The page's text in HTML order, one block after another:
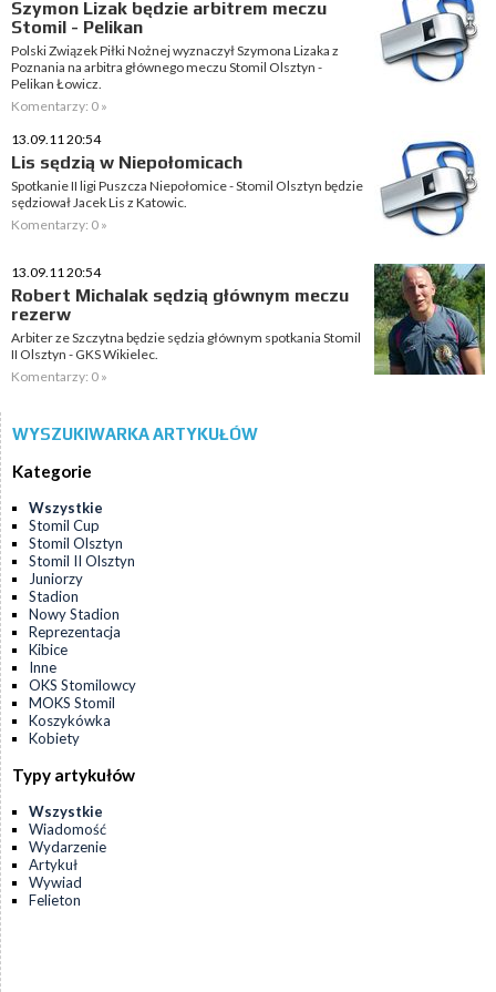
Szymon Lizak będzie arbitrem meczu
Stomil - Pelikan
Polski Związek Piłki Nożnej wyznaczył Szymona Lizaka z
Poznania na arbitra głównego meczu Stomil Olsztyn -
Pelikan Łowicz.
Komentarzy: 0 »
13.09.11 20:54
Lis sędzią w Niepołomicach
Spotkanie II ligi Puszcza Niepołomice - Stomil Olsztyn będzie
sędziował Jacek Lis z Katowic.
Komentarzy: 0 »
13.09.11 20:54
Robert Michalak sędzią głównym meczu
rezerw
Arbiter ze Szczytna będzie sędzia głównym spotkania Stomil
II Olsztyn - GKS Wikielec.
Komentarzy: 0 »
WYSZUKIWARKA ARTYKUŁÓW
Kategorie
Wszystkie
Stomil Cup
Stomil Olsztyn
Stomil II Olsztyn
Juniorzy
Stadion
Nowy Stadion
Reprezentacja
Kibice
Inne
OKS Stomilowcy
MOKS Stomil
Koszykówka
Kobiety
Typy artykułów
Wszystkie
Wiadomość
Wydarzenie
Artykuł
Wywiad
Felieton